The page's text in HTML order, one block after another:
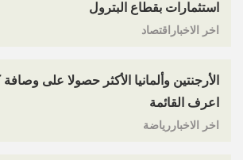
استثمارات بقطاع البترول
اخر الاخباراقتصاد
الأرجنتين وألمانيا الأكثر حصولا على
اعرف القائمة
اخر الاخباررياضة